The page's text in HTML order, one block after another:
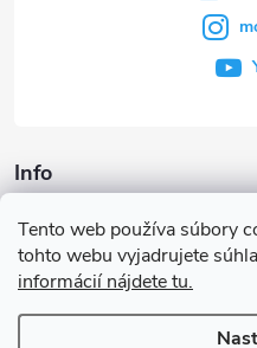
Tento web používa súbory
tohto webu vyjadrujete
informácií nájdete tu.
Info
Iné služby